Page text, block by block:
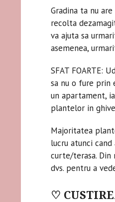
Gradina ta nu
recolta
va ajuta sa
asemenea,
SFAT FOARTE:
sa nu o fure prin
un apartament,
plantelor in
Majoritatea
lucru atunci
curte/terasa.
dvs. pentru a
♡